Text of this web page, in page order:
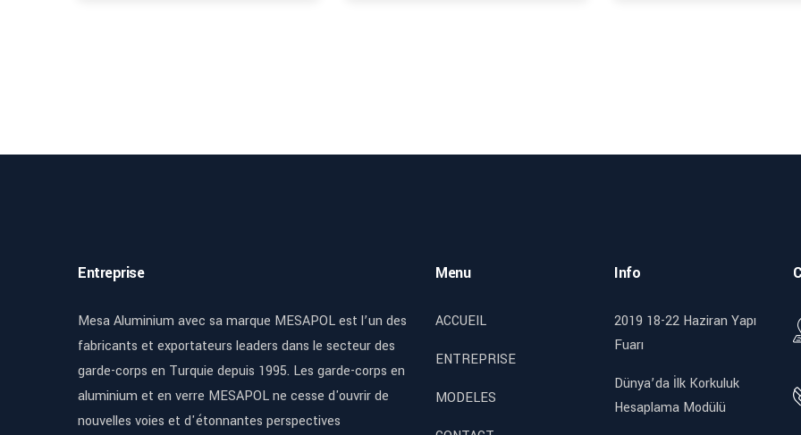
Entreprise
Mesa Aluminium avec sa marque MESAPOL est l’un des
fabricants et exportateurs leaders dans le secteur des
garde-corps en Turquie depuis 1995. Les garde-corps en
aluminium et en verre MESAPOL ne cesse d'ouvrir de
nouvelles voies et d'étonnantes perspectives
Menu
ACCUEIL
ENTREPRISE
MODELES
Info
2019 18-22 Haziran Yapı
Fuarı
Dünya’da İlk Korkuluk
Hesaplama Modülü